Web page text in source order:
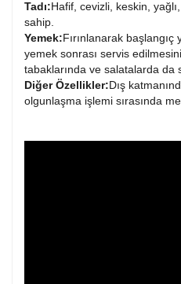
Tadı: Hafif, cevizli, keskin,
sahip.
Yemek: Fırınlanarak
yemek sonrası servis
tabaklarında ve salatalarda da
Diğer Özellikler: Dış
olgunlaşma işlemi sırasında